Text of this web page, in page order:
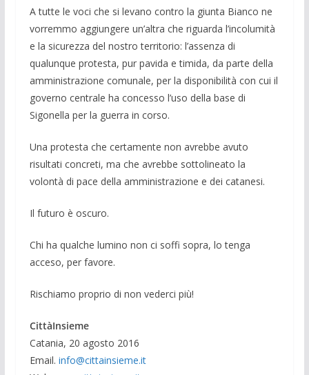
A tutte le voci che si levano contro la giunta Bianco ne
vorremmo aggiungere un’altra che riguarda l’incolumità
e la sicurezza del nostro territorio: l’assenza di
qualunque protesta, pur pavida e timida, da parte della
amministrazione comunale, per la disponibilità con cui il
governo centrale ha concesso l’uso della base di
Sigonella per la guerra in corso.
Una protesta che certamente non avrebbe avuto
risultati concreti, ma che avrebbe sottolineato la
volontà di pace della amministrazione e dei catanesi.
Il futuro è oscuro.
Chi ha qualche lumino non ci soffi sopra, lo tenga
acceso, per favore.
Rischiamo proprio di non vederci più!
CittàInsieme
Catania, 20 agosto 2016
Email. info@cittainsieme.it